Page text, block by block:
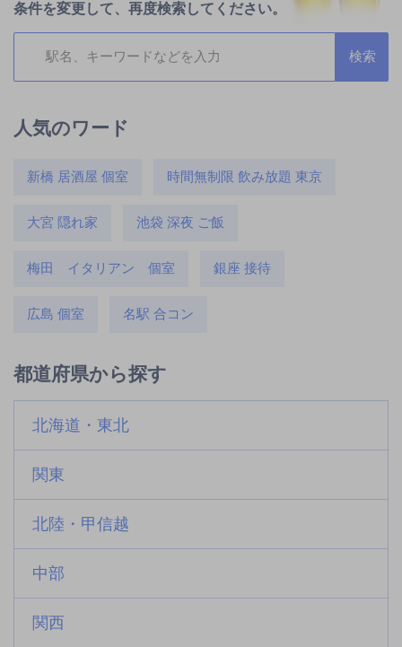
条件を変更して、再度検索してください。
人気のワード
新橋 居酒屋 個室 時間無制限 飲み放題 東京
大宮 隠れ家 池袋 深夜 ご飯
梅田 イタリアン 個室 銀座 接待
広島 個室 名駅 合コン
都道府県から探す
北海道・東北
関東
北陸・甲信越
中部
関西